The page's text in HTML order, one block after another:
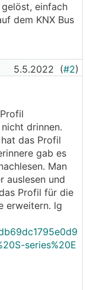
einfach
dem KNX Bus
5.5.2022 (#2)
drinnen.
das Profil
gab es
Man
auslesen und
Profil für die
erweitern. lg
series%20E